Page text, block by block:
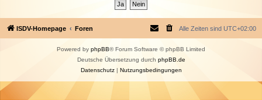
ISDV-Homepage Foren Alle Zeiten sind UTC+02:00
Powered by phpBB® Forum Software © phpBB Limited
Deutsche Übersetzung durch phpBB.de
Datenschutz| Nutzungsbedingungen